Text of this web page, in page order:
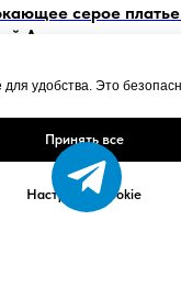
серое
А-силуэта
удобства. Это
Принять все
Настройка Cookie